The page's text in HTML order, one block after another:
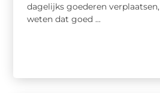
dagelijks goederen verplaatsen,
weten dat goed ...